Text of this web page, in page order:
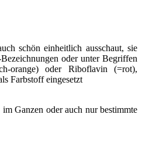
schön einheitlich ausschaut, sie
oder unter Begriffen
orange) oder Riboflavin (=rot),
Farbstoff eingesetzt
Ganzen oder auch nur bestimmte